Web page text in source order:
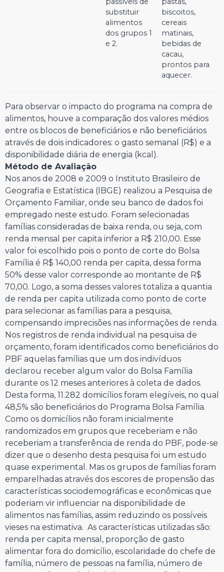
substituir
alimentos
dos grupos 1
e 2.
biscoitos,
cereais
matinais,
bebidas de
cacau,
prontos para
aquecer.
Para observar o impacto do programa na compra de
alimentos, houve a comparação dos valores médios
entre os blocos de beneficiários e não beneficiários
através de dois indicadores: o gasto semanal (R$) e a
disponibilidade diária de energia (kcal).
Método de Avaliação
Nos anos de 2008 e 2009 o Instituto Brasileiro de
Geografia e Estatística (IBGE) realizou a Pesquisa de
Orçamento Familiar, onde seu banco de dados foi
empregado neste estudo. Foram selecionadas
famílias consideradas de baixa renda, ou seja, com
renda mensal per capita inferior a R$ 210,00. Esse
valor foi escolhido pois o ponto de corte do Bolsa
Família é R$ 140,00 renda per capita, dessa forma
50% desse valor corresponde ao montante de R$
70,00. Logo, a soma desses valores totaliza a quantia
de renda per capita utilizada como ponto de corte
para selecionar as famílias para a pesquisa,
compensando imprecisões nas informações de renda.
Nos registros de renda individual na pesquisa de
orçamento, foram identificados como beneficiários do
PBF aquelas famílias que um dos indivíduos
declarou receber algum valor do Bolsa Família
durante os 12 meses anteriores à coleta de dados.
Desta forma, 11.282 domicílios foram elegíveis, no qual
48,5% são beneficiários do Programa Bolsa Família.
Como os domicílios não foram inicialmente
randomizados em grupos que receberiam e não
receberiam a transferência de renda do PBF, pode-se
dizer que o desenho desta pesquisa foi um estudo
quase experimental. Mas os grupos de famílias foram
emparelhadas através dos escores de propensão das
características sociodemográficas e econômicas que
poderiam vir influenciar na disponibilidade de
alimentos nas famílias, assim reduzindo os possíveis
vieses na estimativa. As características utilizadas são:
renda per capita mensal, proporção de gasto
alimentar fora do domicílio, escolaridade do chefe de
família, número de pessoas na família, número de